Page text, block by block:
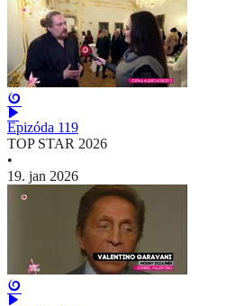
Epizóda 119
TOP STAR 2026
•
19. jan 2026